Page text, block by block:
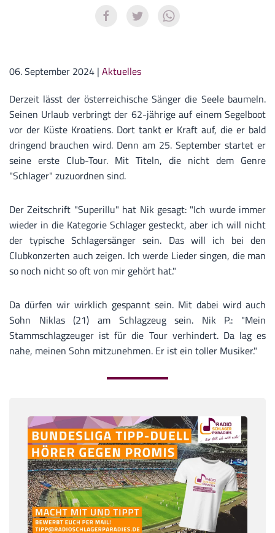
06. September 2024 | Aktuelles
Derzeit lässt der österreichische Sänger die Seele baumeln.
Seinen Urlaub verbringt der 62-jährige auf einem Segelboot
vor der Küste Kroatiens. Dort tankt er Kraft auf, die er bald
dringend brauchen wird. Denn am 25. September startet er
seine erste Club-Tour. Mit Titeln, die nicht dem Genre
"Schlager" zuzuordnen sind.
Der Zeitschrift "Superillu" hat Nik gesagt: "Ich wurde immer
wieder in die Kategorie Schlager gesteckt, aber ich will nicht
der typische Schlagersänger sein. Das will ich bei den
Clubkonzerten auch zeigen. Ich werde Lieder singen, die man
so noch nicht so oft von mir gehört hat."
Da dürfen wir wirklich gespannt sein. Mit dabei wird auch
Sohn Niklas (21) am Schlagzeug sein. Nik P.: "Mein
Stammschlagzeuger ist für die Tour verhindert. Da lag es
nahe, meinen Sohn mitzunehmen. Er ist ein toller Musiker."